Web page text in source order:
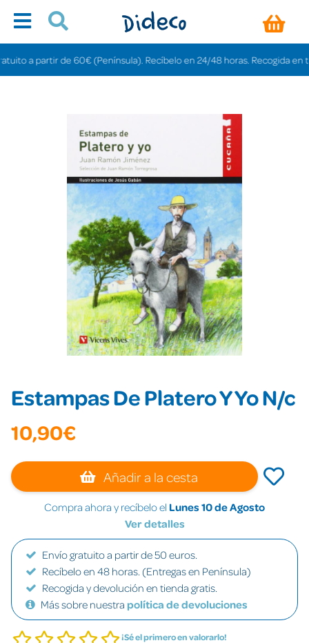
a partir de 60€ (Península). Recíbelo en 24/48 horas. Recogida en
Estampas De Platero Y Yo N/c
10,90€
Añadir a la cesta
Compra ahora y recíbelo el Lunes 10 de Agosto
Ver detalles
Envío gratuito a partir de 50 euros.
Recíbelo en 48 horas. (Entregas en Península)
Recogida y devolución en tienda gratis.
Más sobre nuestra política de devoluciones
¡Sé el primero en valorarlo!